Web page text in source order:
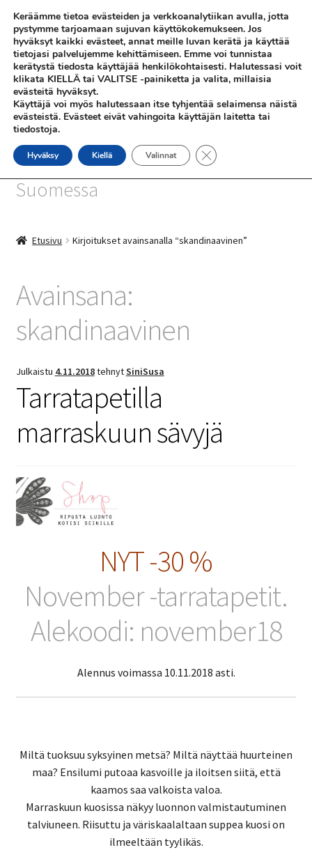
Siirry
navigointiin
Siirry
sisältöön
Valikko
SHOP
INFO
SiniSusan kortit painetaan
Suomessa
Etusivu Kirjoitukset avainsanalla “skandinaavinen”
Avainsana:
skandinaavinen
Julkaistu 4.11.2018tehnytSiniSusa
Tarratapetilla
marraskuun sävyjä
NYT -30 %
November -tarratapetit.
Alekoodi: november18
Alennus voimassa 10.11.2018 asti.
Miltä tuoksuu syksyinen metsä? Miltä näyttää huurteinen
maa? Ensilumi putoaa kasvoille ja iloitsen siitä, että
kaamos saa valkoista valoa.
Marraskuun kuosissa näkyy luonnon valmistautuminen
talviuneen. Riisuttu ja väriskaalaltaan suppea kuosi on
ilmeeltään tyylikäs.
Keräämme tietoa evästeiden ja verkkoanalytiikan avulla, jotta
pystymme tarjoamaan sujuvan käyttökokemukseen. Jos
hyväksyt kaikki evästeet, annat meille luvan kerätä ja käyttää
tietojasi palvelujemme kehittämiseen. Emme voi tunnistaa
kerätystä tiedosta käyttäjää henkilökohtaisesti. Halutessasi voit
klikata KIELLÄ tai VALITSE -painiketta ja valita, millaisia
evästeitä hyväksyt.
Käyttäjä voi myös halutessaan itse tyhjentää selaimensa näistä
evästeistä. Evästeet eivät vahingoita käyttäjän laitetta tai
tiedostoja.
Hyväksy Kiellä Valinnat Sulje evästebanneri